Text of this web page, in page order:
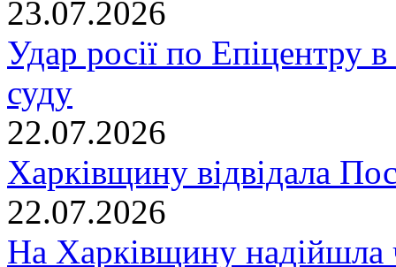
23.07.2026
Удар росії по Епіцентру
суду
22.07.2026
Харківщину відвідала
22.07.2026
На Харківщину надійшла